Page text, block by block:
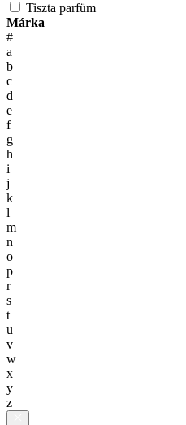
Tiszta parfüm
Márka
#
a
b
c
d
e
f
g
h
i
j
k
l
m
n
o
p
r
s
t
u
v
w
x
y
z